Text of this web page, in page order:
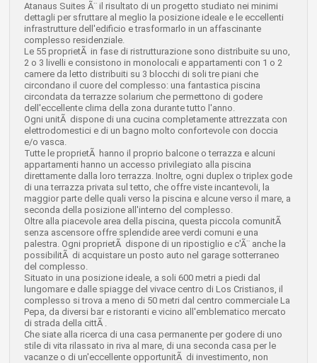
Atanaus Suites Ã¨ il risultato di un progetto studiato nei minimi
dettagli per sfruttare al meglio la posizione ideale e le eccellenti
infrastrutture dell'edificio e trasformarlo in un affascinante
complesso residenziale.
Le 55 proprietÃ in fase di ristrutturazione sono distribuite su uno,
2 o 3 livelli e consistono in monolocali e appartamenti con 1 o 2
camere da letto distribuiti su 3 blocchi di soli tre piani che
circondano il cuore del complesso: una fantastica piscina
circondata da terrazze solarium che permettono di godere
dell'eccellente clima della zona durante tutto l'anno.
Ogni unitÃ dispone di una cucina completamente attrezzata con
elettrodomestici e di un bagno molto confortevole con doccia
e/o vasca.
Tutte le proprietÃ hanno il proprio balcone o terrazza e alcuni
appartamenti hanno un accesso privilegiato alla piscina
direttamente dalla loro terrazza. Inoltre, ogni duplex o triplex gode
di una terrazza privata sul tetto, che offre viste incantevoli, la
maggior parte delle quali verso la piscina e alcune verso il mare, a
seconda della posizione all'interno del complesso.
Oltre alla piacevole area della piscina, questa piccola comunitÃ
senza ascensore offre splendide aree verdi comuni e una
palestra. Ogni proprietÃ dispone di un ripostiglio e c'Ã¨ anche la
possibilitÃ di acquistare un posto auto nel garage sotterraneo
del complesso.
Situato in una posizione ideale, a soli 600 metri a piedi dal
lungomare e dalle spiagge del vivace centro di Los Cristianos, il
complesso si trova a meno di 50 metri dal centro commerciale La
Pepa, da diversi bar e ristoranti e vicino all'emblematico mercato
di strada della cittÃ .
Che siate alla ricerca di una casa permanente per godere di uno
stile di vita rilassato in riva al mare, di una seconda casa per le
vacanze o di un'eccellente opportunitÃ di investimento, non